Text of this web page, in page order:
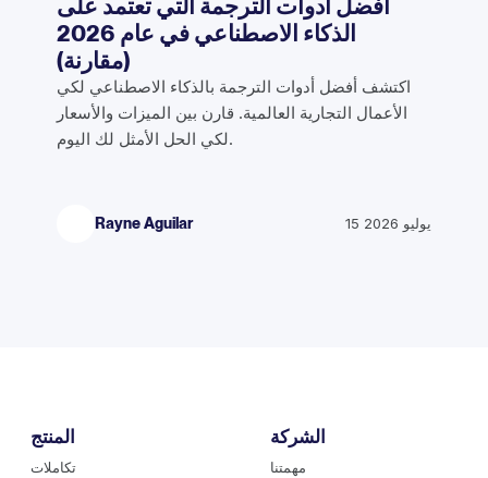
أفضل أدوات الترجمة التي تعتمد على
الذكاء الاصطناعي في عام 2026
(مقارنة)
اكتشف أفضل أدوات الترجمة بالذكاء الاصطناعي لكي
الأعمال التجارية العالمية. قارن بين الميزات والأسعار
لكي الحل الأمثل لك اليوم.
Rayne Aguilar 15 يوليو 2026
المنتج
تكاملات
الشركة
مهمتنا